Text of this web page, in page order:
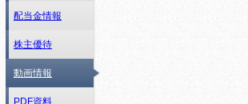
配当金情報
株主優待
動画情報
PDF資料